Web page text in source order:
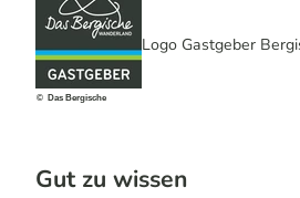
© Das Bergische
Logo Gastgeber
Gut zu wissen